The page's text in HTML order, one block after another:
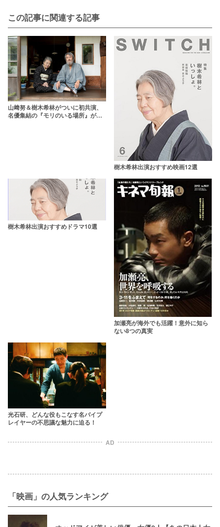
この記事に関連する記事
山﨑努＆樹木希林がついに初共演、
名優集結の『モリのいる場所』が見
樹木希林出演おすすめ映画12選
樹木希林出演おすすめドラマ10選
加瀬亮が海外でも活躍！意外に知ら
ない8つの真実
光石研、どんな役もこなす名バイプ
レイヤーの不思議な魅力に迫る！
AD
「映画」の人気ランキング